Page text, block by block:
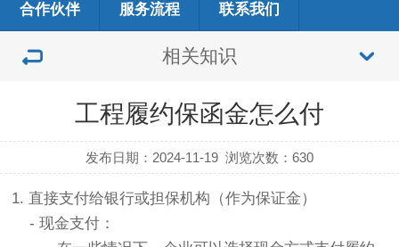
合作伙伴 服务流程 联系我们
相关知识
工程履约保函金怎么付
发布日期：2024-11-19 浏览次数：630
1. 直接支付给银行或担保机构（作为保证金）
- 现金支付：